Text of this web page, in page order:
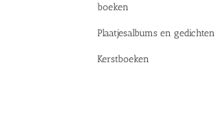
boeken
Plaatjesalbums en gedichten
Kerstboeken